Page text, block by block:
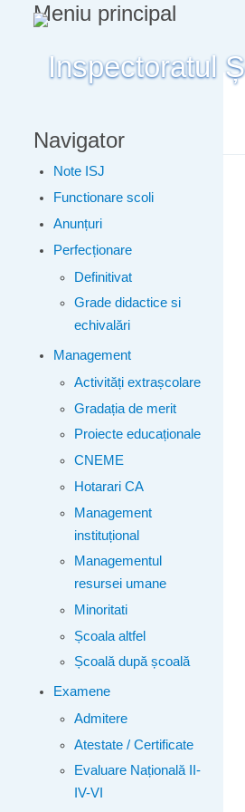
Meniu principal
Navigator
Note ISJ
Functionare scoli
Anunțuri
Perfecționare
Definitivat
Grade didactice si
echivalări
Management
Activități extrașcolare
Gradația de merit
Proiecte educaționale
CNEME
Hotarari CA
Management
instituțional
Managementul
resursei umane
Minoritati
Școala altfel
Școală după școală
Examene
Admitere
Atestate / Certificate
Evaluare Națională II-
IV-VI